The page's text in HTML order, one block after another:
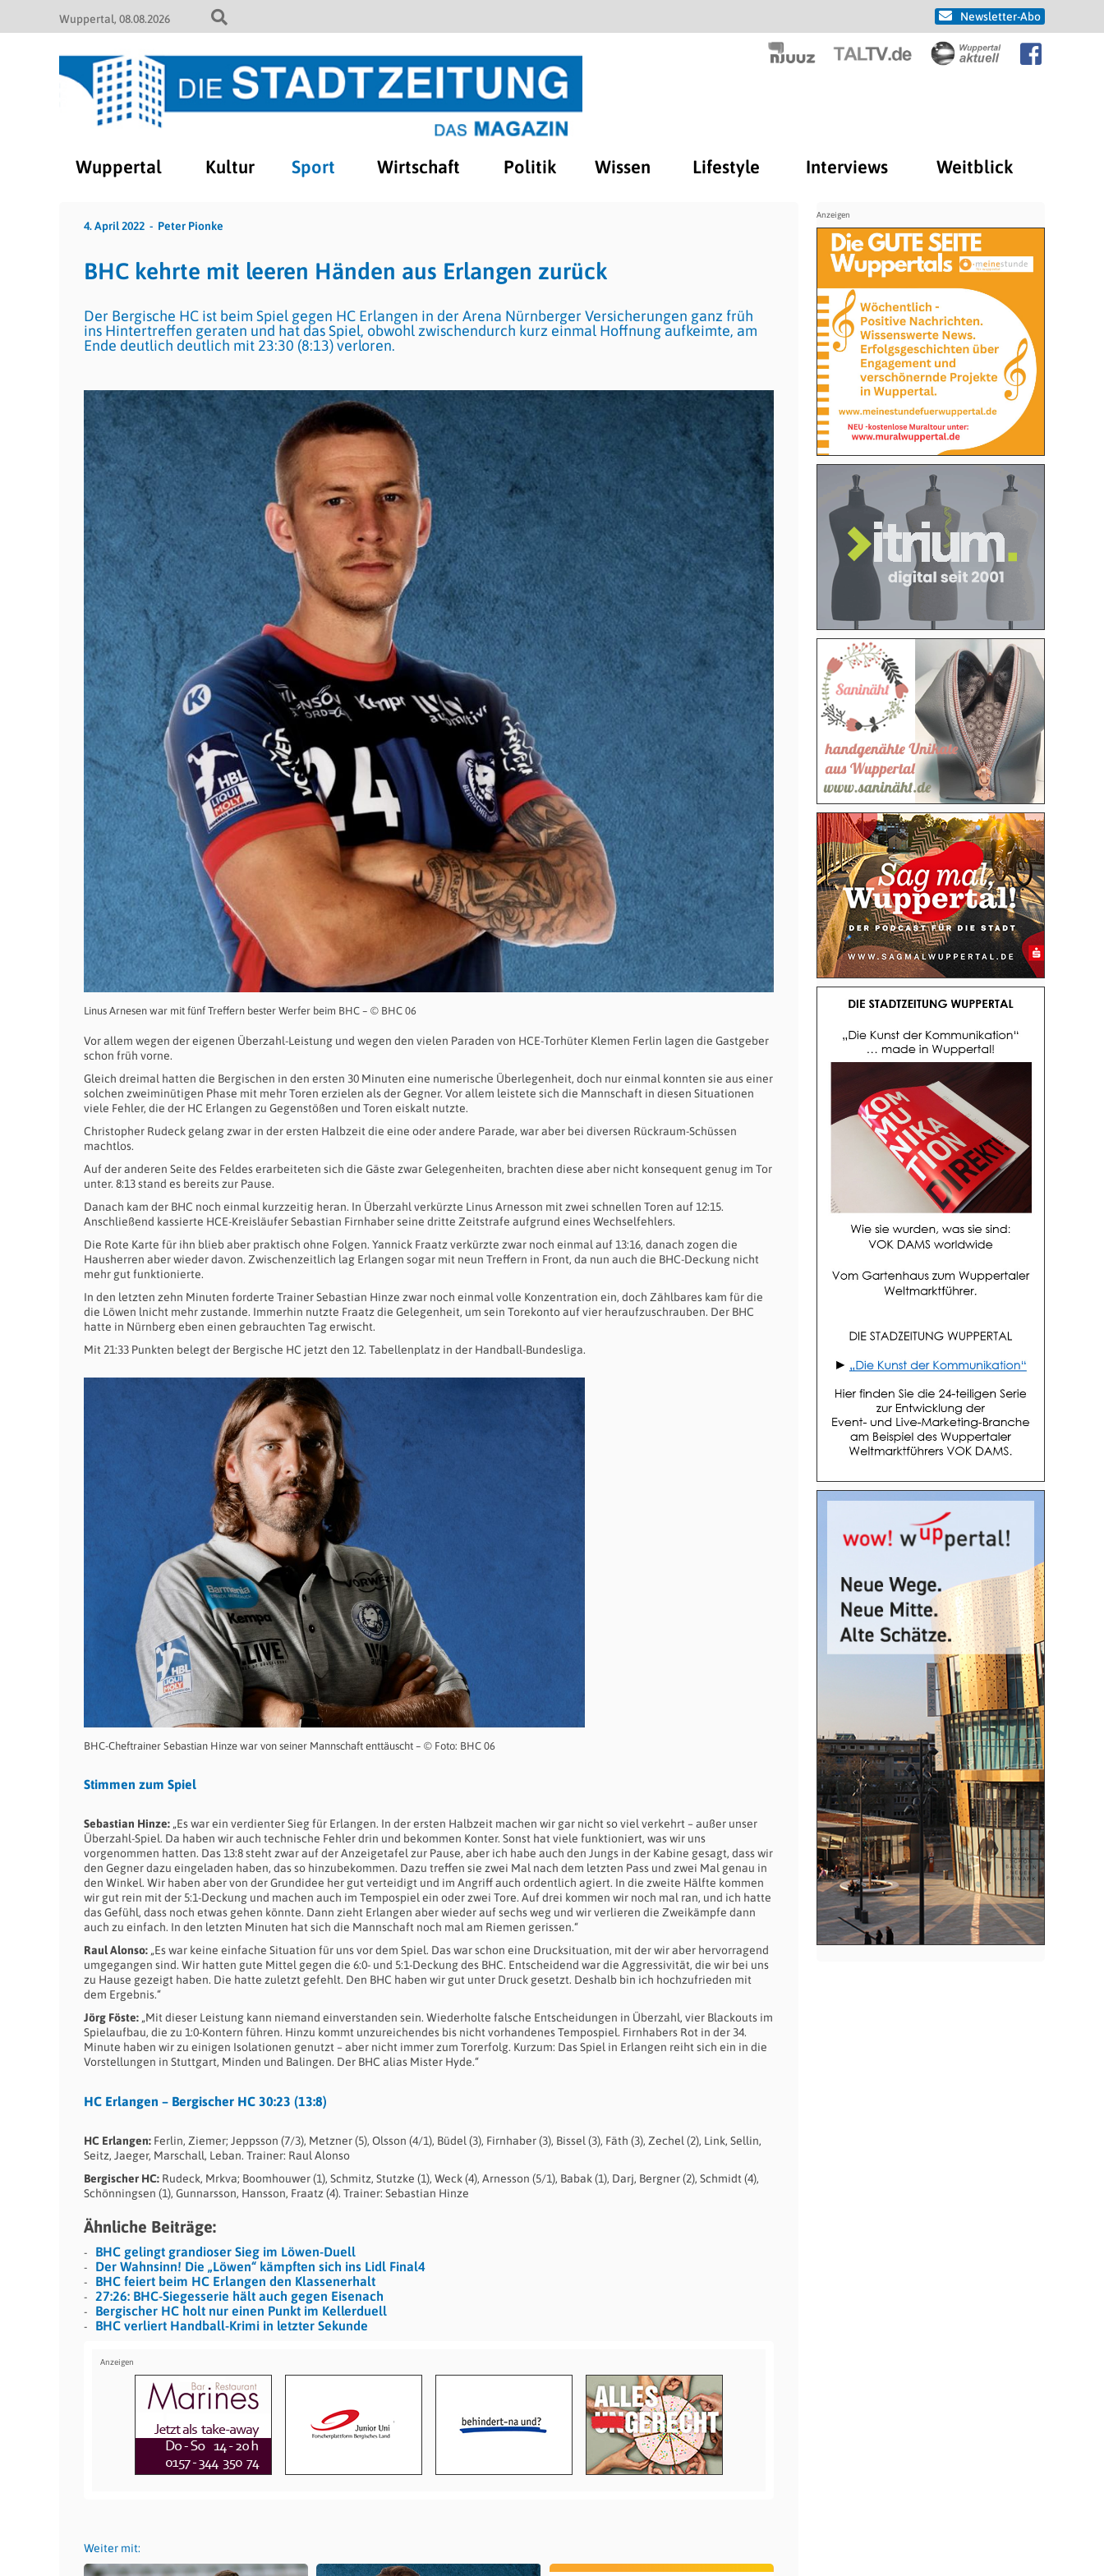
Wuppertal 08.08.2026 Newsletter-Abo
Wuppertal Kultur Sport Wirtschaft Politik Wissen Lifestyle Interviews Weitblick
4. April 2022 Peter Pionke
BHC kehrte mit leeren Händen aus Erlangen zurück
Der Bergische HC ist beim Spiel gegen HC Erlangen in der Arena Nürnberger Versicherungen ganz früh
ins Hintertreffen geraten und hat das Spiel, obwohl zwischendurch kurz einmal Hoffnung aufkeimte, am
Ende deutlich deutlich mit 23:30 (8:13) verloren.
Linus Arnesen war mit fünf Treffern bester Werfer beim BHC – © BHC 06
Vor allem wegen der eigenen Überzahl-Leistung und wegen den vielen Paraden von HCE-Torhüter Klemen Ferlin lagen die Gastgeber
schon früh vorne.
Gleich dreimal hatten die Bergischen in den ersten 30 Minuten eine numerische Überlegenheit, doch nur einmal konnten sie aus einer
solchen zweiminütigen Phase mit mehr Toren erzielen als der Gegner. Vor allem leistete sich die Mannschaft in diesen Situationen
viele Fehler, die der HC Erlangen zu Gegenstößen und Toren eiskalt nutzte.
Christopher Rudeck gelang zwar in der ersten Halbzeit die eine oder andere Parade, war aber bei diversen Rückraum-Schüssen
machtlos.
Auf der anderen Seite des Feldes erarbeiteten sich die Gäste zwar Gelegenheiten, brachten diese aber nicht konsequent genug im Tor
unter. 8:13 stand es bereits zur Pause.
Danach kam der BHC noch einmal kurzzeitig heran. In Überzahl verkürzte Linus Arnesson mit zwei schnellen Toren auf 12:15.
Anschließend kassierte HCE-Kreisläufer Sebastian Firnhaber seine dritte Zeitstrafe aufgrund eines Wechselfehlers.
Die Rote Karte für ihn blieb aber praktisch ohne Folgen. Yannick Fraatz verkürzte zwar noch einmal auf 13:16, danach zogen die
Hausherren aber wieder davon. Zwischenzeitlich lag Erlangen sogar mit neun Treffern in Front, da nun auch die BHC-Deckung nicht
mehr gut funktionierte.
In den letzten zehn Minuten forderte Trainer Sebastian Hinze zwar noch einmal volle Konzentration ein, doch Zählbares kam für die
die Löwen lnicht mehr zustande. Immerhin nutzte Fraatz die Gelegenheit, um sein Torekonto auf vier heraufzuschrauben. Der BHC
hatte in Nürnberg eben einen gebrauchten Tag erwischt.
Mit 21:33 Punkten belegt der Bergische HC jetzt den 12. Tabellenplatz in der Handball-Bundesliga.
BHC-Cheftrainer Sebastian Hinze war von seiner Mannschaft enttäuscht – © Foto: BHC 06
Stimmen zum Spiel
Sebastian Hinze: „Es war ein verdienter Sieg für Erlangen. In der ersten Halbzeit machen wir gar nicht so viel verkehrt – außer unser
Überzahl-Spiel. Da haben wir auch technische Fehler drin und bekommen Konter. Sonst hat viele funktioniert, was wir uns
vorgenommen hatten. Das 13:8 steht zwar auf der Anzeigetafel zur Pause, aber ich habe auch den Jungs in der Kabine gesagt, dass wir
den Gegner dazu eingeladen haben, das so hinzubekommen. Dazu treffen sie zwei Mal nach dem letzten Pass und zwei Mal genau in
den Winkel. Wir haben aber von der Grundidee her gut verteidigt und im Angriff auch ordentlich agiert. In die zweite Hälfte kommen
wir gut rein mit der 5:1-Deckung und machen auch im Tempospiel ein oder zwei Tore. Auf drei kommen wir noch mal ran, und ich hatte
das Gefühl, dass noch etwas gehen könnte. Dann zieht Erlangen aber wieder auf sechs weg und wir verlieren die Zweikämpfe dann
auch zu einfach. In den letzten Minuten hat sich die Mannschaft noch mal am Riemen gerissen.“
Raul Alonso: „Es war keine einfache Situation für uns vor dem Spiel. Das war schon eine Drucksituation, mit der wir aber hervorragend
umgegangen sind. Wir hatten gute Mittel gegen die 6:0- und 5:1-Deckung des BHC. Entscheidend war die Aggressivität, die wir bei uns
zu Hause gezeigt haben. Die hatte zuletzt gefehlt. Den BHC haben wir gut unter Druck gesetzt. Deshalb bin ich hochzufrieden mit
dem Ergebnis.“
Jörg Föste: „Mit dieser Leistung kann niemand einverstanden sein. Wiederholte falsche Entscheidungen in Überzahl, vier Blackouts im
Spielaufbau, die zu 1:0-Kontern führen. Hinzu kommt unzureichendes bis nicht vorhandenes Tempospiel. Firnhabers Rot in der 34.
Minute haben wir zu einigen Isolationen genutzt – aber nicht immer zum Torerfolg. Kurzum: Das Spiel in Erlangen reiht sich ein in die
Vorstellungen in Stuttgart, Minden und Balingen. Der BHC alias Mister Hyde.“
HC Erlangen – Bergischer HC 30:23 (13:8)
HC Erlangen: Ferlin, Ziemer; Jeppsson (7/3), Metzner (5), Olsson (4/1), Büdel (3), Firnhaber (3), Bissel (3), Fäth (3), Zechel (2), Link, Sellin,
Seitz, Jaeger, Marschall, Leban. Trainer: Raul Alonso
Bergischer HC: Rudeck, Mrkva; Boomhouwer (1), Schmitz, Stutzke (1), Weck (4), Arnesson (5/1), Babak (1), Darj, Bergner (2), Schmidt (4),
Schönningsen (1), Gunnarsson, Hansson, Fraatz (4). Trainer: Sebastian Hinze
Ähnliche Beiträge:
BHC gelingt grandioser Sieg im Löwen-Duell
Der Wahnsinn! Die „Löwen“ kämpften sich ins Lidl Final4
BHC feiert beim HC Erlangen den Klassenerhalt
27:26: BHC-Siegesserie hält auch gegen Eisenach
Bergischer HC holt nur einen Punkt im Kellerduell
BHC verliert Handball-Krimi in letzter Sekunde
Weiter mit: